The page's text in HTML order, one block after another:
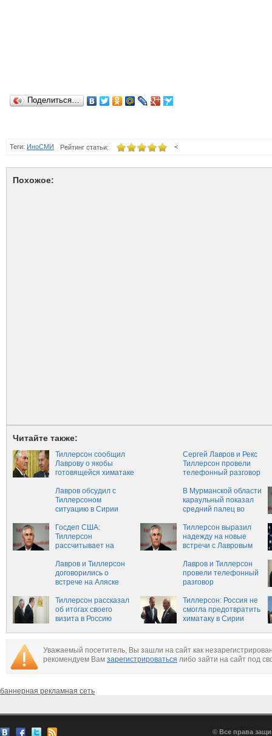
Поделиться…
Теги: ИноСМИ <
Рейтинг статьи:
Похожое:
Читайте также:
Тиллерсон сообщил
Лаврову о якобы
готовящейся химатаке
Сергей Лавров и Рекс
Тиллерсон провели
телефонный разговор
Лавров обсудил с
Тиллерсоном
ситуацию в Сирии
В Мурманской области
караульный показал
средний палец во
Госдеп США:
Тиллерсон
рассчитывает на
Лавровым
Тиллерсон выразил
надежду на новые
встречи с Лавровым
Лавров и Тиллерсон
договорились о
встрече на Аляске
Лавров и Тиллерсон
провели телефонный
разговор
Тиллерсон рассказал
об итогах своего
визита в Россию
Тиллерсон: Россия не
смогла предотвратить
химатаку в Сирии
Уважаемый посетитель, Вы зашли на сайт как
рекомендуем Вам зарегистрироваться либо зайти на сайт под
баннерная рекламная сеть
© Все права